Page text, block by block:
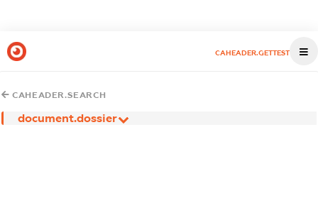
CAHEADER.GETTEST
CAHEADER.SEARCH
document.dossier